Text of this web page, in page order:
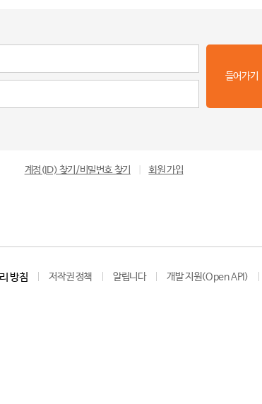
들어가기
계정(ID) 찾기/비밀번호 찾기 회원 가입
방침 저작권 정책 알립니다 개발 지원(Open API)